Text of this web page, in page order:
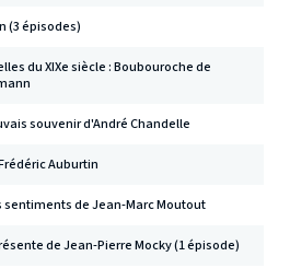
(3 épisodes)
du XIXe siècle : Boubouroche de
souvenir d'André Chandelle
Auburtin
sentiments de Jean-Marc Moutout
de Jean-Pierre Mocky (1 épisode)